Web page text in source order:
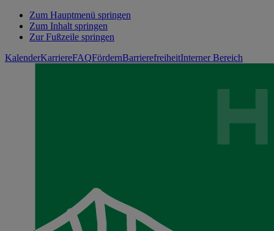
Zum Hauptmenü springen
Zum Inhalt springen
Zur Fußzeile springen
KalenderKarriereFAQFördernBarrierefreiheitInterner Bereich